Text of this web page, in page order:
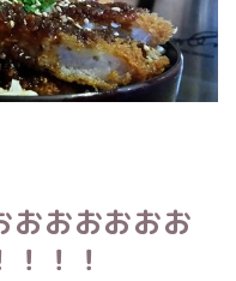
おおおおおお
！！